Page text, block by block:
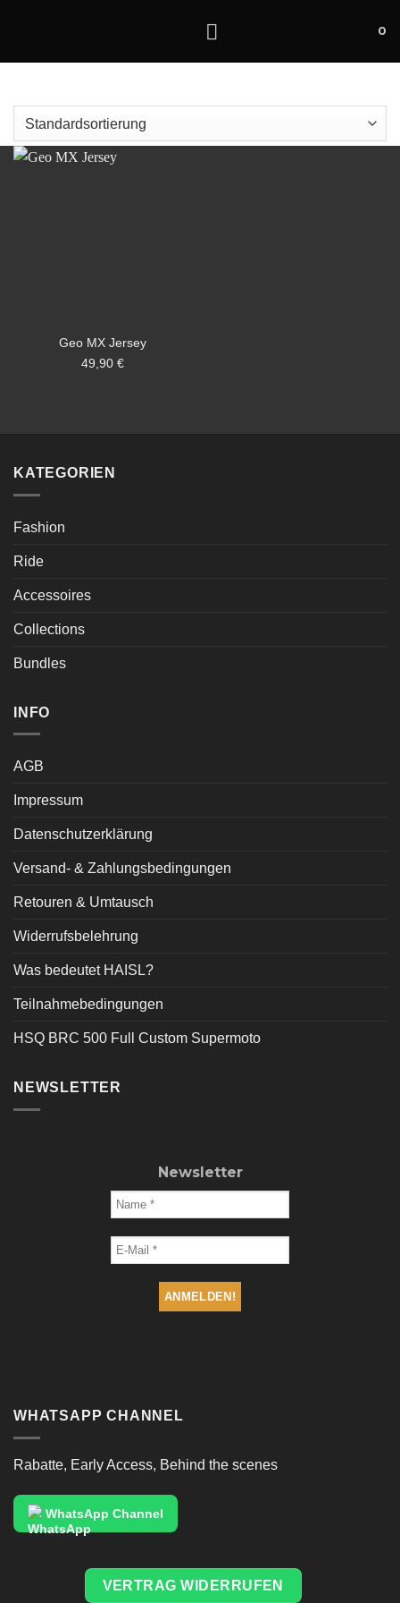
0
Geo MX Jersey
49,90 €
KATEGORIEN
Fashion
Ride
Accessoires
Collections
Bundles
INFO
AGB
Impressum
Datenschutzerklärung
Versand- & Zahlungsbedingungen
Retouren & Umtausch
Widerrufsbelehrung
Was bedeutet HAISL?
Teilnahmebedingungen
HSQ BRC 500 Full Custom Supermoto
NEWSLETTER
Newsletter
WHATSAPP CHANNEL
Rabatte, Early Access, Behind the scenes
WhatsApp Channel
VERTRAG WIDERRUFEN